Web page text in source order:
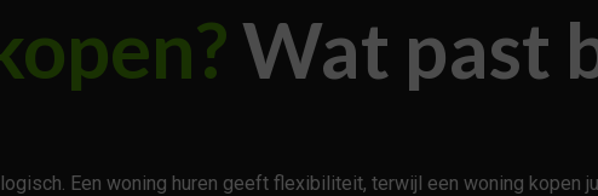
Wat past
Een woning huren geeft flexibiliteit, terwijl een woning kopen